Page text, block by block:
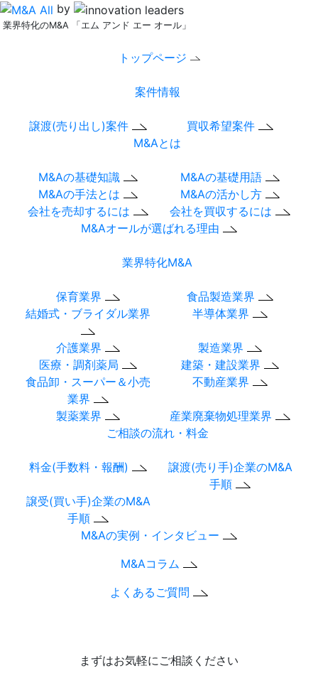
by
業界特化のM&A 「エム アンド エー オール」
トップページ
案件情報
譲渡(売り出し)案件
買収希望案件
M&Aとは
M&Aの基礎知識
M&Aの基礎用語
M&Aの手法とは
M&Aの活かし方
会社を売却するには
会社を買収するには
M&Aオールが選ばれる理由
業界特化M&A
保育業界
食品製造業界
結婚式・ブライダル業界
半導体業界
介護業界
製造業界
医療・調剤薬局
建築・建設業界
食品卸・スーパー＆小売
業界
不動産業界
製薬業界
産業廃棄物処理業界
ご相談の流れ・料金
料金(手数料・報酬)
譲渡(売り手)企業のM&A
手順
譲受(買い手)企業のM&A
手順
M&Aの実例・インタビュー
M&Aコラム
よくあるご質問
まずはお気軽にご相談ください